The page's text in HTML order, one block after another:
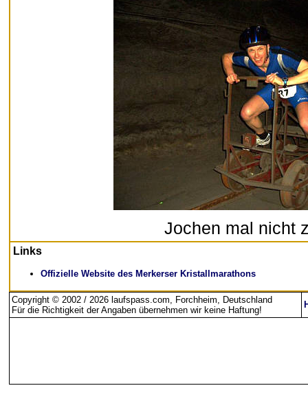
Jochen mal nicht
Links
Offizielle Website des Merkerser Kristallmarathons
Copyright © 2002 / 2026 laufspass.com, Forchheim, Deutschland
Für die Richtigkeit der Angaben übernehmen wir keine Haftung!